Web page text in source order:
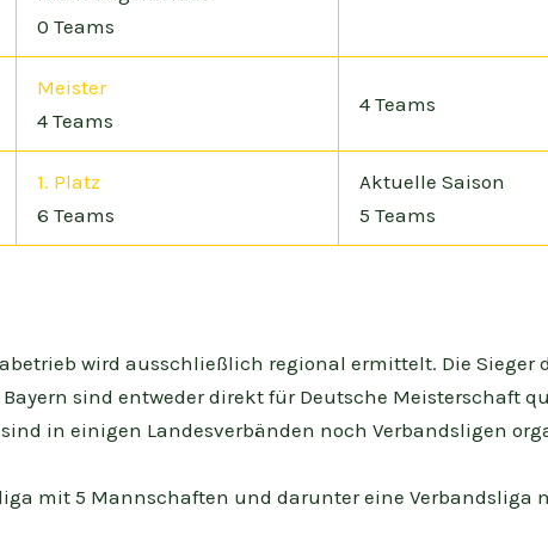
0 Teams
Meister
4 Teams
4 Teams
1. Platz
6 Teams
Aktuelle Saison
5 Teams
wird ausschließlich regional ermittelt. Die Sieger
sind entweder direkt für Deutsche Meisterschaft
in einigen Landesverbänden noch Verbandsligen
mit 5 Mannschaften und darunter eine Verbandsliga